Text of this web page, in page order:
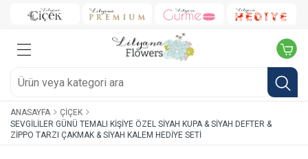
ANASAYFA
ÇIÇEK
SEVGILILER GÜNÜ TEMALI KIŞIYE ÖZEL SIYAH KUPA & SIYAH DEFTER &
ZIPPO TARZI ÇAKMAK & SIYAH KALEM HEDIYE SETI